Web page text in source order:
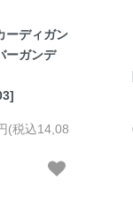
ーディガン
ーガンデ
(税込14,08